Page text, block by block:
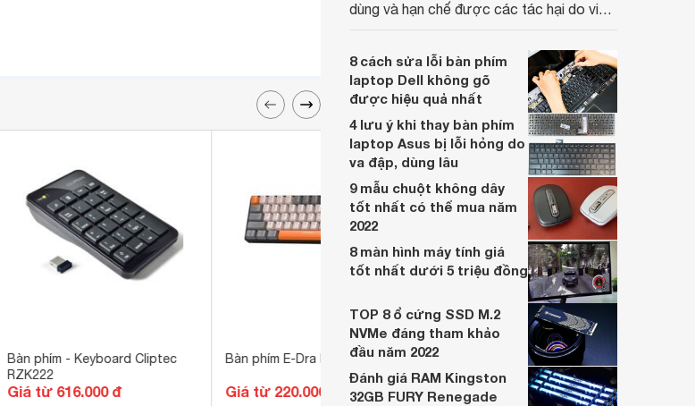
Bàn phím - Keyboard Cliptec
RZK222
Giá từ 616.000 đ
Bàn phím E-Dra EK368L
Giá từ 220.000 đ
Bàn phím - Keyboard Ajazz
I610T RGB
Giá từ 0 đ
dùng và hạn chế được các tác hại do vi
khỏe. Dưới đây là các cách vệ sinh bàn
phím laptop cực đơn giản cho bạn tham
khảo.
8 cách sửa lỗi bàn phím
laptop Dell không gõ
được hiệu quả nhất
4 lưu ý khi thay bàn phím
laptop Asus bị lỗi hỏng do
va đập, dùng lâu
9 mẫu chuột không dây
tốt nhất có thể mua năm
2022
8 màn hình máy tính giá
tốt nhất dưới 5 triệu đồng
TOP 8 ổ cứng SSD M.2
NVMe đáng tham khảo
đầu năm 2022
Đánh giá RAM Kingston
32GB FURY Renegade